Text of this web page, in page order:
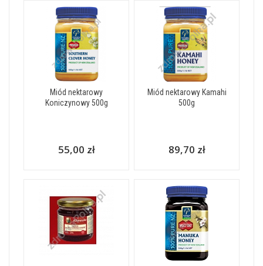
Miód nektarowy
Koniczynowy 500g
55,00 zł
Miód nektarowy Kamahi
500g
89,70 zł